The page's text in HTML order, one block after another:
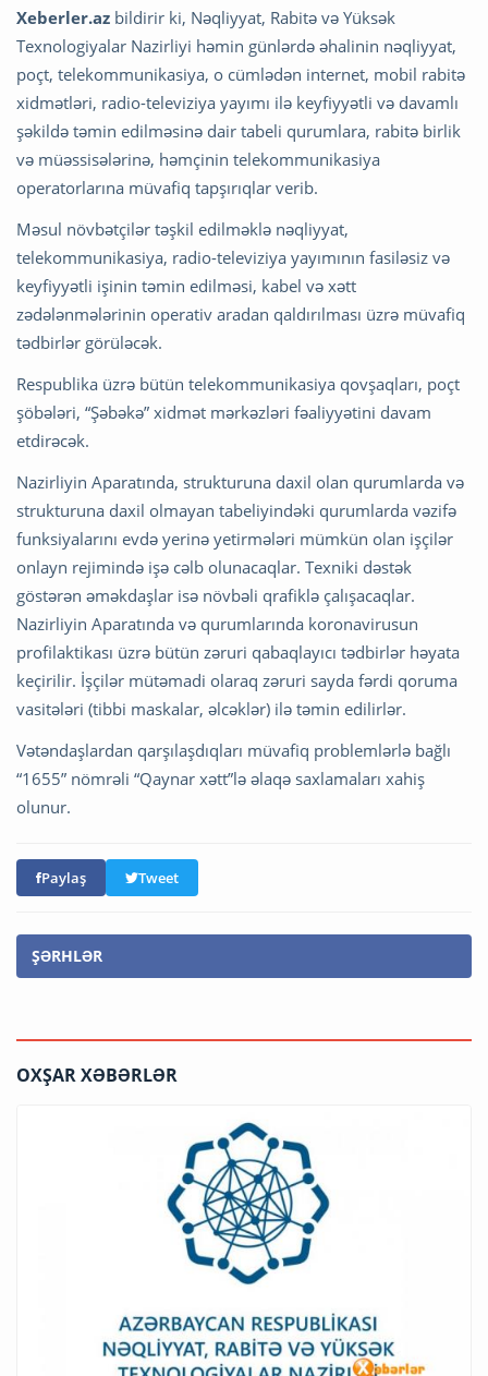
Xeberler.az bildirir ki, Nəqliyyat, Rabitə və Yüksək
Texnologiyalar Nazirliyi həmin günlərdə əhalinin nəqliyyat,
poçt, telekommunikasiya, o cümlədən internet, mobil rabitə
xidmətləri, radio-televiziya yayımı ilə keyfiyyətli və davamlı
şəkildə təmin edilməsinə dair tabeli qurumlara, rabitə birlik
və müəssisələrinə, həmçinin telekommunikasiya
operatorlarına müvafiq tapşırıqlar verib.
Məsul növbətçilər təşkil edilməklə nəqliyyat,
telekommunikasiya, radio-televiziya yayımının fasiləsiz və
keyfiyyətli işinin təmin edilməsi, kabel və xətt
zədələnmələrinin operativ aradan qaldırılması üzrə müvafiq
tədbirlər görüləcək.
Respublika üzrə bütün telekommunikasiya qovşaqları, poçt
şöbələri, “Şəbəkə” xidmət mərkəzləri fəaliyyətini davam
etdirəcək.
Nazirliyin Aparatında, strukturuna daxil olan qurumlarda və
strukturuna daxil olmayan tabeliyindəki qurumlarda vəzifə
funksiyalarını evdə yerinə yetirmələri mümkün olan işçilər
onlayn rejimində işə cəlb olunacaqlar. Texniki dəstək
göstərən əməkdaşlar isə növbəli qrafiklə çalışacaqlar.
Nazirliyin Aparatında və qurumlarında koronavirusun
profilaktikası üzrə bütün zəruri qabaqlayıcı tədbirlər həyata
keçirilir. İşçilər mütəmadi olaraq zəruri sayda fərdi qoruma
vasitələri (tibbi maskalar, əlcəklər) ilə təmin edilirlər.
Vətəndaşlardan qarşılaşdıqları müvafiq problemlərlə bağlı
“1655” nömrəli “Qaynar xətt”lə əlaqə saxlamaları xahiş
olunur.
Paylaş Tweet
ŞƏRHLƏR
OXŞAR XƏBƏRLƏR